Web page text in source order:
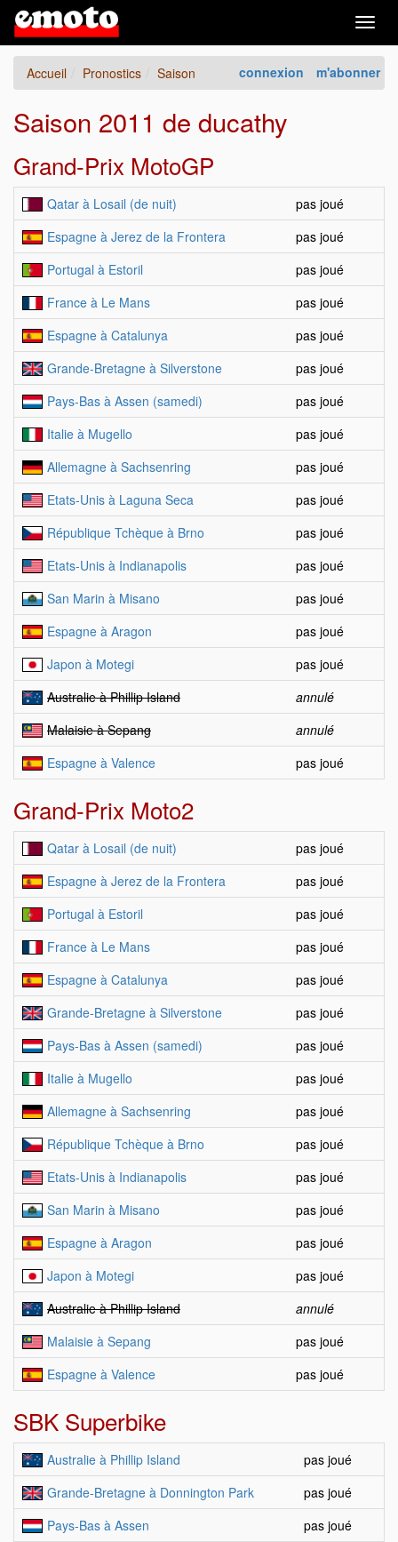
connexion m'abonner
Accueil Pronostics Saison
Saison 2011 de ducathy
Grand-Prix MotoGP
Qatar à Losail (de nuit)
pas joué
Espagne à Jerez de la Frontera
pas joué
Portugal à Estoril
pas joué
France à Le Mans
pas joué
Espagne à Catalunya
pas joué
Grande-Bretagne à Silverstone
pas joué
Pays-Bas à Assen (samedi)
pas joué
Italie à Mugello
pas joué
Allemagne à Sachsenring
pas joué
Etats-Unis à Laguna Seca
pas joué
République Tchèque à Brno
pas joué
Etats-Unis à Indianapolis
pas joué
San Marin à Misano
pas joué
Espagne à Aragon
pas joué
Japon à Motegi
pas joué
Australie à Phillip Island
annulé
Malaisie à Sepang
annulé
Espagne à Valence
pas joué
Grand-Prix Moto2
Qatar à Losail (de nuit)
pas joué
Espagne à Jerez de la Frontera
pas joué
Portugal à Estoril
pas joué
France à Le Mans
pas joué
Espagne à Catalunya
pas joué
Grande-Bretagne à Silverstone
pas joué
Pays-Bas à Assen (samedi)
pas joué
Italie à Mugello
pas joué
Allemagne à Sachsenring
pas joué
République Tchèque à Brno
pas joué
Etats-Unis à Indianapolis
pas joué
San Marin à Misano
pas joué
Espagne à Aragon
pas joué
Japon à Motegi
pas joué
Australie à Phillip Island
annulé
Malaisie à Sepang
pas joué
Espagne à Valence
pas joué
SBK Superbike
Australie à Phillip Island
pas joué
Grande-Bretagne à Donnington Park
pas joué
Pays-Bas à Assen
pas joué